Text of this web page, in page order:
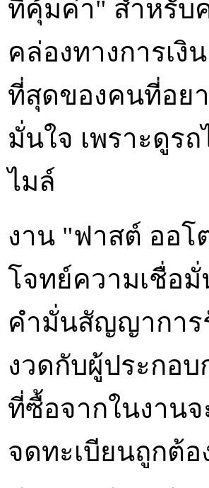
ที่คุ้มค่า" สำหรับ
คล่องทางการเงิ
ที่สุดของคนที่อย
มั่นใจ เพราะดูร
ไมล์
งาน "ฟาสต์ ออโ
โจทย์ความเชื่อ
คำมั่นสัญญาการ
งวดกับผู้ประกอ
ที่ซื้อจากในงาน
จดทะเบียนถูกต้